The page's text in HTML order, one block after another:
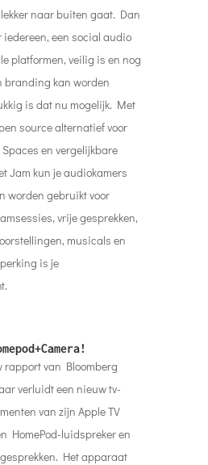
naar buiten gaat. Dan
iedereen, een social audio
platformen, veilig is en nog
branding kan worden
is dat nu mogelijk. Met
source alternatief voor
en vergelijkbare
Jam kun je audiokamers
worden gebruikt voor
vrije gesprekken,
musicals en
is je
rapport van Bloomberg
verluidt een nieuw tv-
van zijn Apple TV
HomePod-luidspreker en
Het apparaat